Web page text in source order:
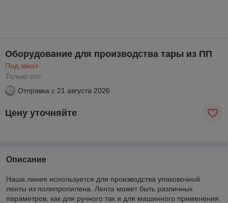
Оборудование для производства тары из ПП
Под заказ
Только опт
Отправка с 21 августа 2026
Цену уточняйте
Описание
Наша линия используется для производства упаковочной
ленты из полипропилена. Лента может быть различных
параметров, как для ручного так и для машинного применения.